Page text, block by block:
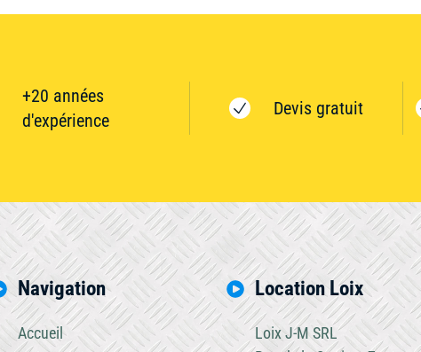
+20 années
d'expérience
Devis gratuit
Navigation
Accueil
Location Loix
Loix J-M SRL